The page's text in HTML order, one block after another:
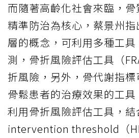
而隨著高齡化社會來臨，
精準防治為核心，蔡景州
層的概念，可利用多種工
測，骨折風險評估工具（
折風險，另外，骨代謝指
骨鬆患者的治療效果的工
利用骨折風險評估工具，
intervention threshold（